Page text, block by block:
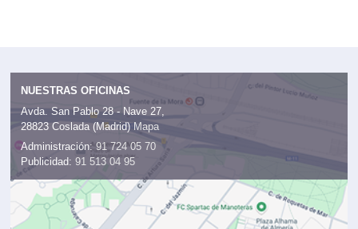
NUESTRAS OFICINAS
Avda. San Pablo 28 - Nave 27,
28823 Coslada (Madrid) Mapa
Administración: 91 724 05 70
Publicidad: 91 513 04 95